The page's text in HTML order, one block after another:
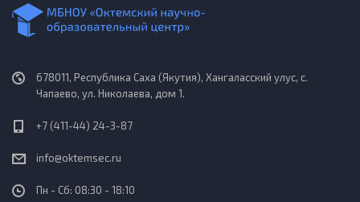
678011, Республика Саха (Якутия), Хангаласский улус, с.
Чапаево, ул. Николаева, дом 1.
+7 (411-44) 24-3-87
info@oktemsec.ru
Пн - Сб: 08:30 - 18:10